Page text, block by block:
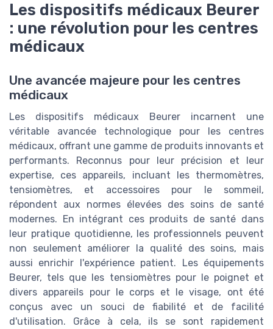
Les dispositifs médicaux Beurer
: une révolution pour les centres
médicaux
Une avancée majeure pour les centres
médicaux
Les dispositifs médicaux Beurer incarnent une
véritable avancée technologique pour les centres
médicaux, offrant une gamme de produits innovants et
performants. Reconnus pour leur précision et leur
expertise, ces appareils, incluant les thermomètres,
tensiomètres, et accessoires pour le sommeil,
répondent aux normes élevées des soins de santé
modernes. En intégrant ces produits de santé dans
leur pratique quotidienne, les professionnels peuvent
non seulement améliorer la qualité des soins, mais
aussi enrichir l'expérience patient. Les équipements
Beurer, tels que les tensiomètres pour le poignet et
divers appareils pour le corps et le visage, ont été
conçus avec un souci de fiabilité et de facilité
d'utilisation. Grâce à cela, ils se sont rapidement